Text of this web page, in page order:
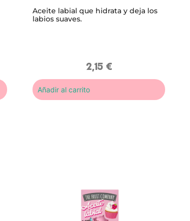
Aceite labial que hidrata y deja los
labios suaves.
2,15 €
Añadir al carrito